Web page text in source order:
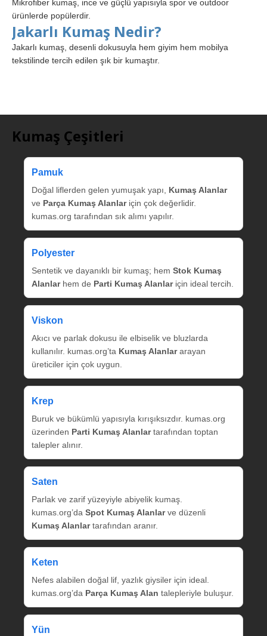
Mikrofiber kumaş, ince ve güçlü yapısıyla spor ve outdoor
ürünlerde popülerdir.
Jakarlı Kumaş Nedir?
Jakarlı kumaş, desenli dokusuyla hem giyim hem mobilya
tekstilinde tercih edilen şık bir kumaştır.
Kumaş Çeşitleri
Pamuk
Doğal liflerden gelen yumuşak yapı, Kumaş Alanlar
ve Parça Kumaş Alanlariçin çok değerlidir.
kumas.org tarafından sık alımı yapılır.
Polyester
Sentetik ve dayanıklı bir kumaş; hem Stok Kumaş
Alanlarhem de Parti Kumaş Alanlariçin ideal tercih.
Viskon
Akıcı ve parlak dokusu ile elbiselik ve bluzlarda
kullanılır. kumas.org’ta Kumaş Alanlararayan
üreticiler için çok uygun.
Krep
Buruk ve bükümlü yapısıyla kırışıksızdır. kumas.org
üzerinden Parti Kumaş Alanlartarafından toptan
talepler alınır.
Saten
Parlak ve zarif yüzeyiyle abiyelik kumaş.
kumas.org’da Spot Kumaş Alanlarve düzenli
Kumaş Alanlartarafından aranır.
Keten
Nefes alabilen doğal lif, yazlık giysiler için ideal.
kumas.org’da Parça Kumaş Alan talepleriyle buluşur.
Yün